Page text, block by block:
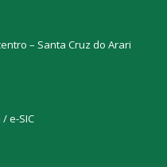
– Santa Cruz do Arari
e-SIC